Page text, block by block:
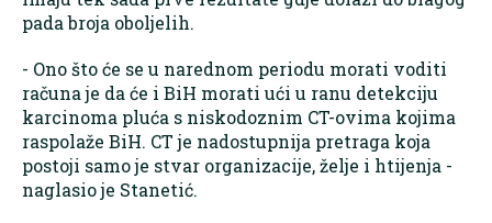
pada broja oboljelih.
- Ono što će se u narednom periodu morati voditi
računa je da će i BiH morati ući u ranu detekciju
karcinoma pluća s niskodoznim CT-ovima kojima
raspolaže BiH. CT je nadostupnija pretraga koja
postoji samo je stvar organizacije, želje i htijenja -
naglasio je Stanetić.